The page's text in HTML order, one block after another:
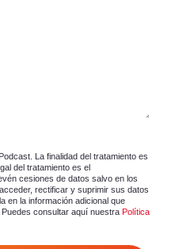
La finalidad del tratamiento es
del tratamiento es el
cesiones de datos salvo en los
rectificar y suprimir sus datos
en la información adicional que
consultar aquí nuestra Política